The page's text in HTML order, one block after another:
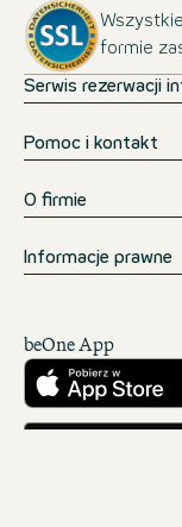
formie
Serwis rezerwacji
Pomoc i kontakt
O firmie
Informacje prawne
beOne App
Pobierz w App
Pobierz w Google